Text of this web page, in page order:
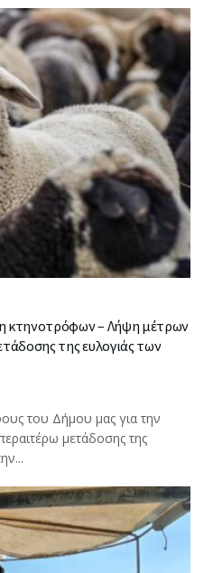
κτηνοτρόφων – Λήψη μέτρων
της ευλογιάς των
του Δήμου μας για την
μετάδοσης της